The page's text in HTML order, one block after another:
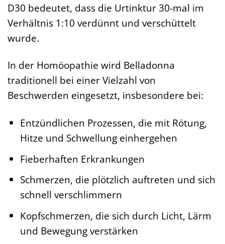
D30 bedeutet, dass die Urtinktur 30-mal im
Verhältnis 1:10 verdünnt und verschüttelt
wurde.
In der Homöopathie wird Belladonna
traditionell bei einer Vielzahl von
Beschwerden eingesetzt, insbesondere bei:
Entzündlichen Prozessen, die mit Rötung,
Hitze und Schwellung einhergehen
Fieberhaften Erkrankungen
Schmerzen, die plötzlich auftreten und sich
schnell verschlimmern
Kopfschmerzen, die sich durch Licht, Lärm
und Bewegung verstärken